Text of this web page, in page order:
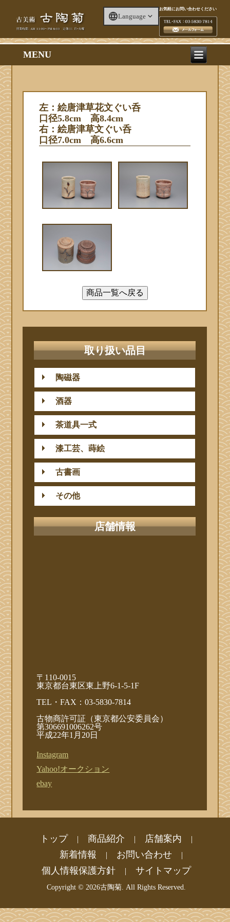
Language
お気軽にお問い合わせください
MENU
左：絵唐津草花文ぐい呑
口径5.8cm 高8.4cm
右：絵唐津草文ぐい呑
口径7.0cm 高6.6cm
取り扱い品目
陶磁器
酒器
茶道具一式
漆工芸、蒔絵
古書画
その他
店舗情報
〒110-0015
東京都台東区東上野6-1-5-1F
TEL・FAX：03-5830-7814
古物商許可証（東京都公安委員会）
第306691006262号
平成22年1月20日
Instagram
Yahoo!オークション
ebay
トップ | 商品紹介 | 店舗案内 |
新着情報 | お問い合わせ |
個人情報保護方針 | サイトマップ
Copyright ©2026古陶菊. All Rights Reserved.